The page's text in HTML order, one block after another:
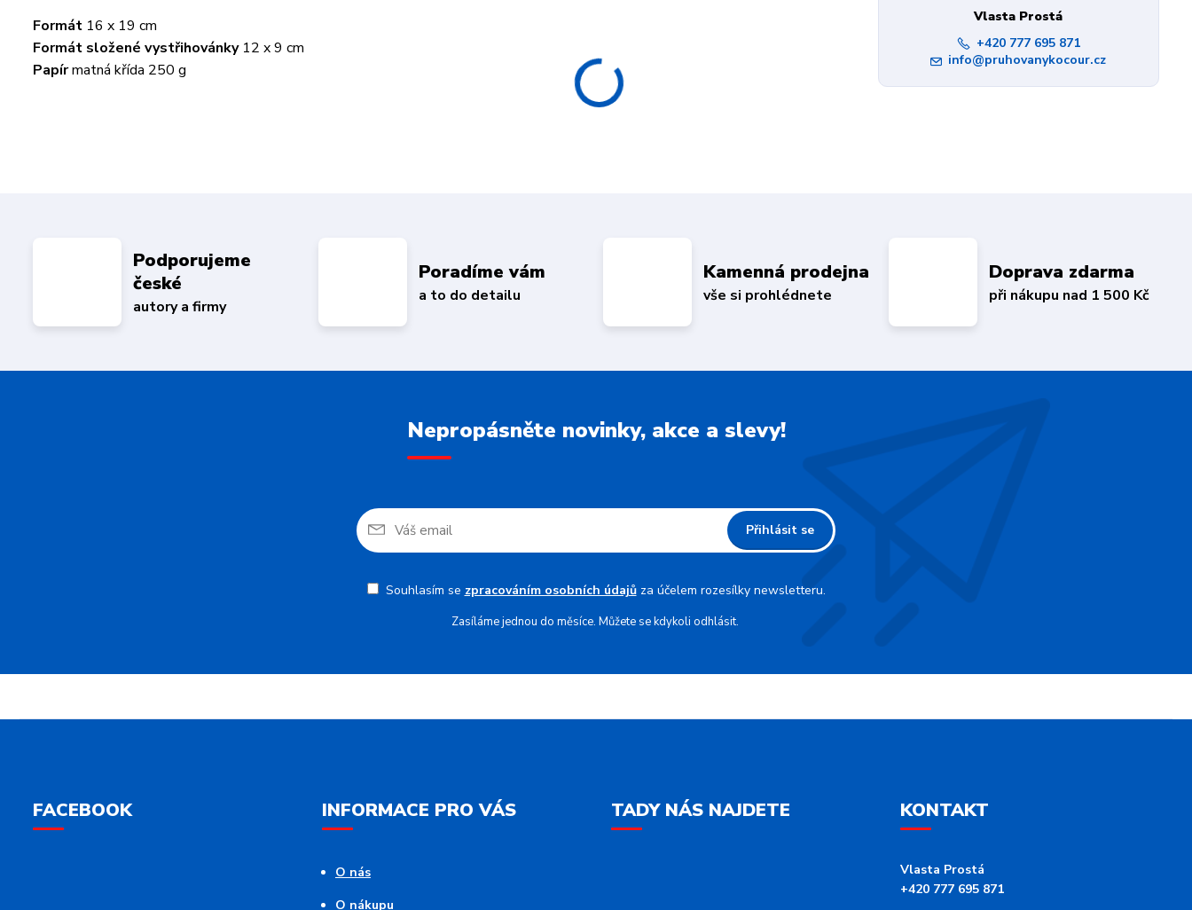
Formát 16 x 19 cm
Formát složené vystřihovánky12 x 9 cm
Papírmatná křída 250 g
Vlasta Prostá
+420 777 695 871
info@pruhovanykocour.cz
Podporujeme
české
autory a firmy
Poradíme vám
a to do detailu
Kamenná prodejna
vše si prohlédnete
Doprava zdarma
při nákupu nad 1 500 Kč
Nepropásněte novinky, akce a slevy!
Přihlásit se
Souhlasím se zpracováním osobních údajůza účelem rozesílky newsletteru.
Zasíláme jednou do měsíce. Můžete se kdykoli odhlásit.
FACEBOOK INFORMACE PRO VÁS
O nás
O nákupu
TADY NÁS NAJDETE KONTAKT
Vlasta Prostá
+420 777 695 871